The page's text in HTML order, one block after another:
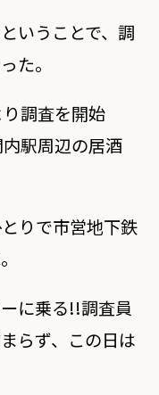
いうことで、調
た。
調査を開始
駅周辺の居酒
りで市営地下鉄
に乗る!!調査員
らず、この日は